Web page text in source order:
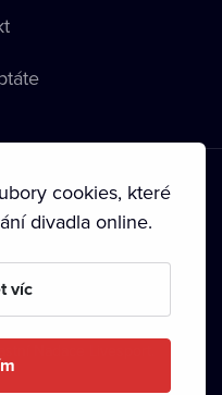
• Zásady používání
•
cookies, které
divadla online.
víc